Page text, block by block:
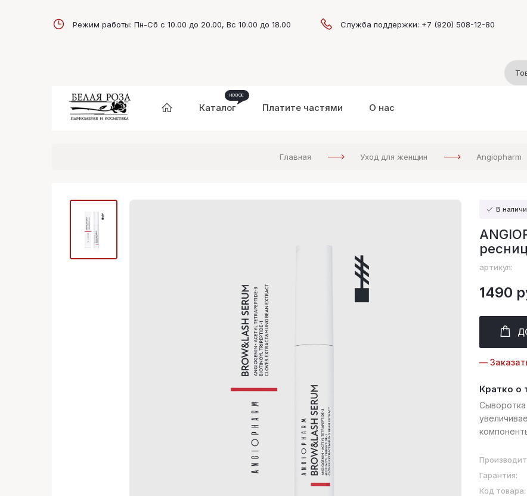
Режим работы: Пн-Сб с 10.00 до 20.00, Вс 10.00 до 18.00 Служба поддержки: +7 (920) 508-12-80
Каталог Платите частями О нас
Главная Уход для женщин Angiopharm
В
артикул:
1490
—
Кратко о
Сыворотка
Гарантия:
Код товара: